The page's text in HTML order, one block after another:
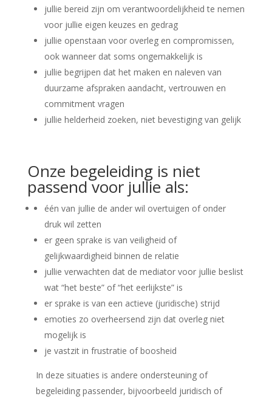
jullie bereid zijn om verantwoordelijkheid te nemen
voor jullie eigen keuzes en gedrag
jullie openstaan voor overleg en compromissen,
ook wanneer dat soms ongemakkelijk is
jullie begrijpen dat het maken en naleven van
duurzame afspraken aandacht, vertrouwen en
commitment vragen
jullie helderheid zoeken, niet bevestiging van gelijk
Onze begeleiding is niet
passend voor jullie als:
één van jullie de ander wil overtuigen of onder
druk wil zetten
er geen sprake is van veiligheid of
gelijkwaardigheid binnen de relatie
jullie verwachten dat de mediator voor jullie beslist
wat “het beste” of “het eerlijkste” is
er sprake is van een actieve (juridische) strijd
emoties zo overheersend zijn dat overleg niet
mogelijk is
je vastzit in frustratie of boosheid
In deze situaties is andere ondersteuning of
begeleiding passender, bijvoorbeeld juridisch of